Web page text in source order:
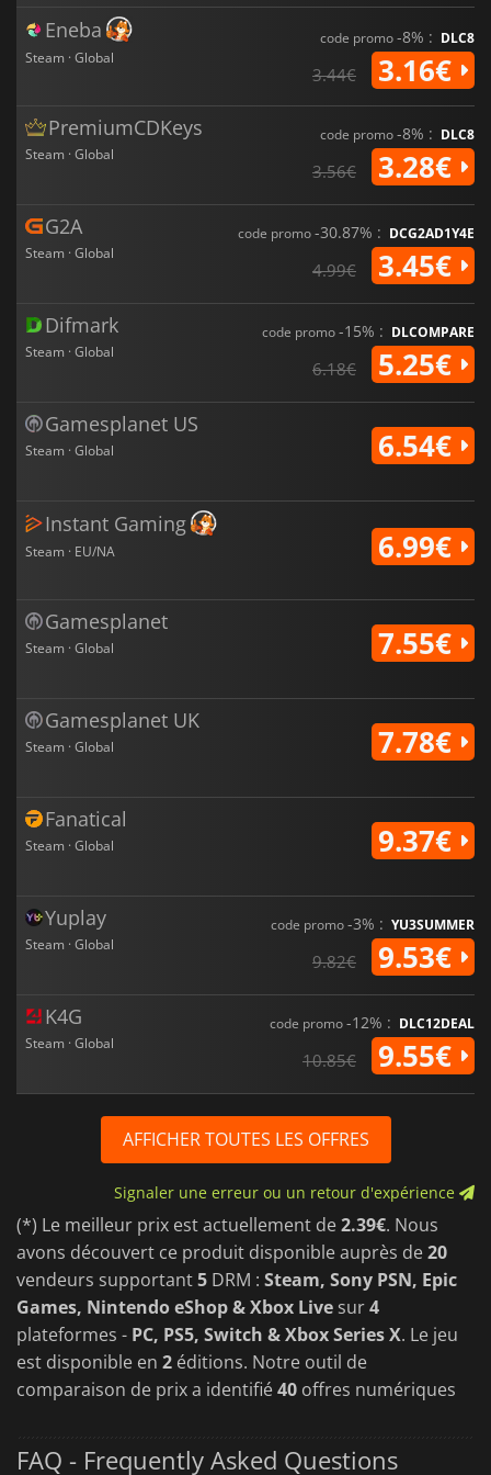
Eneba
Steam · Global
code promo-8% : DLC8
3.44€ 3.16€
PremiumCDKeys
Steam · Global
code promo-8% : DLC8
3.56€ 3.28€
G2A
Steam · Global
code promo-30.87% : DCG2AD1Y4E
4.99€ 3.45€
Difmark
Steam · Global
code promo-15% : DLCOMPARE
6.18€ 5.25€
Gamesplanet US
Steam · Global 6.54€
Instant Gaming
Steam · EU/NA 6.99€
Gamesplanet
Steam · Global 7.55€
Gamesplanet UK
Steam · Global 7.78€
Fanatical
Steam · Global 9.37€
Yuplay
Steam · Global
code promo-3% : YU3SUMMER
9.82€ 9.53€
K4G
Steam · Global
code promo-12% : DLC12DEAL
10.85€ 9.55€
AFFICHER TOUTES LES OFFRES
Signaler une erreur ou un retour d'expérience
(*) Le meilleur prix est actuellement de2.39€. Nous
avons découvert ce produit disponible auprès de20
vendeurs supportant5 DRM : Steam, Sony PSN, Epic
Games, Nintendo eShop & Xbox Live sur4
plateformes - PC, PS5, Switch & Xbox Series X. Le jeu
est disponible en 2 éditions. Notre outil de
comparaison de prix a identifié40 offres numériques
FAQ - Frequently Asked Questions